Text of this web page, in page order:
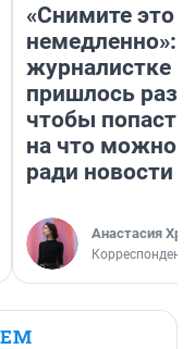
«Снимите это
немедленно»:
журналистке
пришлось
чтобы попасть
на что можно
ради новости
Анастасия
Корреспондент